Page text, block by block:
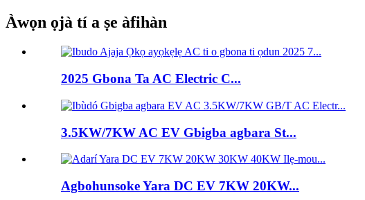
Àwọn ọjà tí a ṣe àfihàn
2025 Gbona Ta AC Electric C...
3.5KW/7KW AC EV Gbigba agbara St...
Agbohunsoke Yara DC EV 7KW 20KW...